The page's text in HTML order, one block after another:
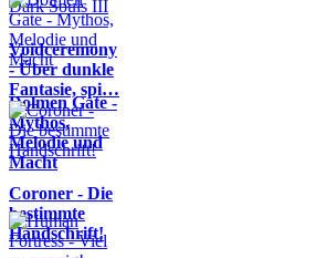
Voidceremony
- Über dunkle
Fantasie, spi…
Dolmen Gate -
Mythos,
Melodie und
Macht
Coroner - Die
bestimmte
Handschrift!